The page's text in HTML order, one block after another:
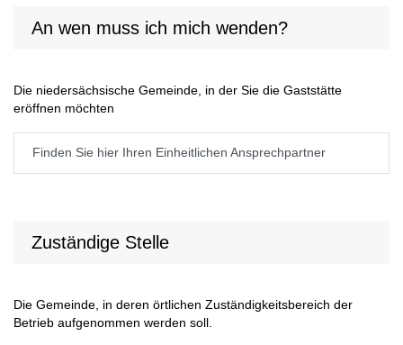
An wen muss ich mich wenden?
Die niedersächsische Gemeinde, in der Sie die Gaststätte
eröffnen möchten
Finden Sie hier Ihren Einheitlichen Ansprechpartner
Zuständige Stelle
Die Gemeinde, in deren örtlichen Zuständigkeitsbereich der
Betrieb aufgenommen werden soll.